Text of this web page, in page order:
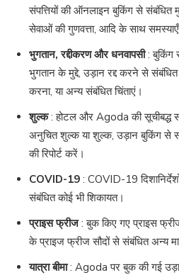
संपत्तियों की ऑनलाइन बुकिंग से
सेवाओं की गुणवत्ता, आदि के साथ
भुगतान, रद्दीकरण और धनवापसी: बुकिंग
भुगतान के मुद्दे, उड़ान रद्द करने से
करना, या अन्य संबंधित चिंताएं।
शुल्क: होटल और Agoda की सूचीबद्ध
अनुचित शुल्क या शुल्क, उड़ान बुकिंग से
की रिपोर्ट करें।
COVID-19 : COVID-19
संबंधित कोई भी शिकायत।
प्राइस फ्रीज: बुक किए गए प्राइस
के प्राइज फ्रीज सौदों से संबंधित अन्य
यात्रा बीमा: Agoda पर बुक की गई